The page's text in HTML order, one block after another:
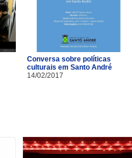
Conversa sobre políticas
culturais em Santo André
14/02/2017